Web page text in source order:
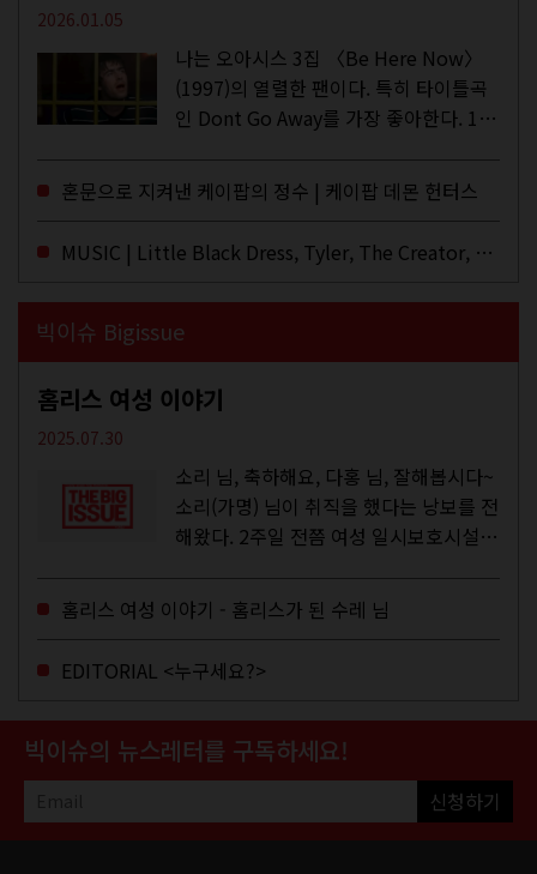
2026.01.05
나는 오아시스 3집 〈Be Here Now〉
(1997)의 열렬한 팬이다. 특히 타이틀곡
인 Dont Go Away를 가장 좋아한다. 15
이브·데모·부틀렉을 합쳐 3만 번 이상은
듣지 않았나 싶다. 이토록...
혼문으로 지켜낸 케이팝의 정수 | 케이팝 데몬 헌터스
MUSIC | Little Black Dress, Tyler, The Creator, Essie Jain
빅이슈 Bigissue
홈리스 여성 이야기
2025.07.30
소리 님, 축하해요, 다홍 님, 잘해봅시다~
소리(가명) 님이 취직을 했다는 낭보를 전
해왔다. 2주일 전쯤 여성 일시보호시설에
고, 저 오늘이 마지막이에요, 이렇게 인사
를 하고 가셨던...
홈리스 여성 이야기 - 홈리스가 된 수레 님
EDITORIAL <누구세요?>
빅이슈의 뉴스레터를 구독하세요!
신청하기